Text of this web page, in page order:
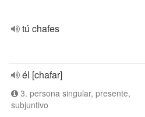
tú chafes
él [chafar]
3. persona singular, presente,
subjuntivo